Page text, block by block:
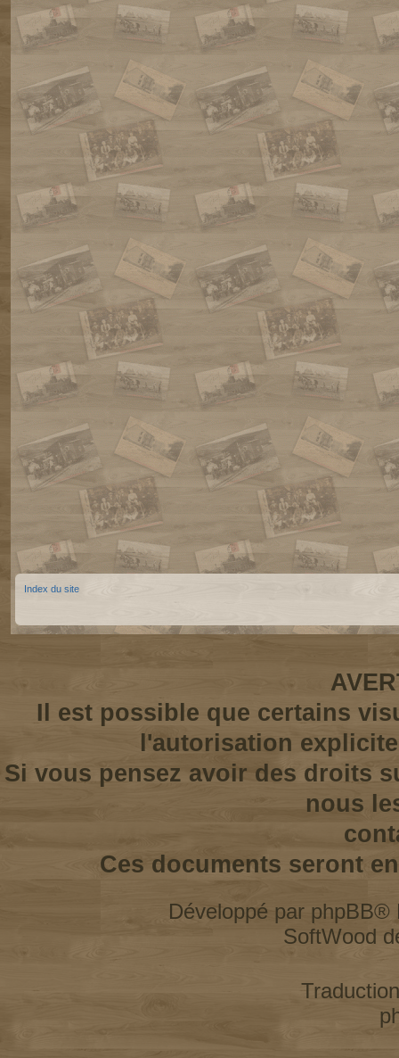
Index du site
Il est possible que certains
l'autorisation
Si vous pensez avoir des droits
nous
Ces documents seront
Développé par phpBB®
SoftWood